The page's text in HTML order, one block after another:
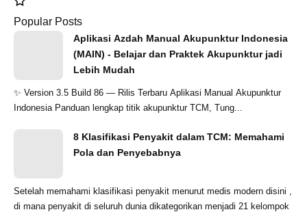
Popular Posts
Aplikasi Azdah Manual Akupunktur Indonesia
(MAIN) - Belajar dan Praktek Akupunktur jadi
Lebih Mudah
✨ Version 3.5 Build 86 — Rilis Terbaru Aplikasi Manual Akupunktur
Indonesia Panduan lengkap titik akupunktur TCM, Tung...
8 Klasifikasi Penyakit dalam TCM: Memahami
Pola dan Penyebabnya
Setelah memahami klasifikasi penyakit menurut medis modern disini ,
di mana penyakit di seluruh dunia dikategorikan menjadi 21 kelompok